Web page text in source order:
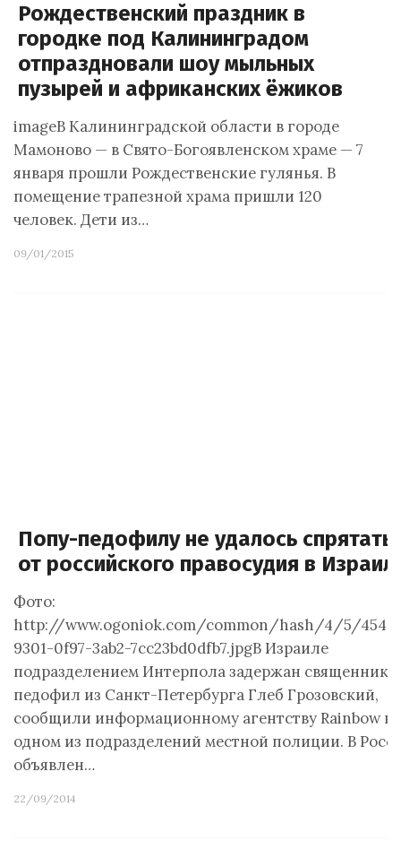
Рождественский праздник в
городке под Калининградом
отпраздновали шоу мыльных
пузырей и африканских ёжиков
imageВ Калининградской области в городе
Мамоново — в Свято-Богоявленском храме — 7
января прошли Рождественские гулянья. В
помещение трапезной храма пришли 120
человек. Дети из…
09/01/2015
Попу-педофилу не удалось
от российского правосудия в
Фото:
http://www.ogoniok.com/common/hash/4/5/
9301-0f97-3ab2-7cc23bd0dfb7.jpgВ Израиле
подразделением Интерпола задержан священник-
педофил из Санкт-Петербурга Глеб Грозовский,
сообщили информационному агентству Rainbow в
одном из подразделений местной полиции. В
объявлен…
22/09/2014